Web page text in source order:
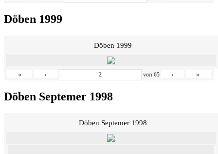
Döben 1999
Döben 1999
« ‹ von 65 › »
Döben Septemer 1998
Döben Septemer 1998